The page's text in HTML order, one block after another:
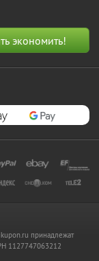
принадлежат
1127747063212